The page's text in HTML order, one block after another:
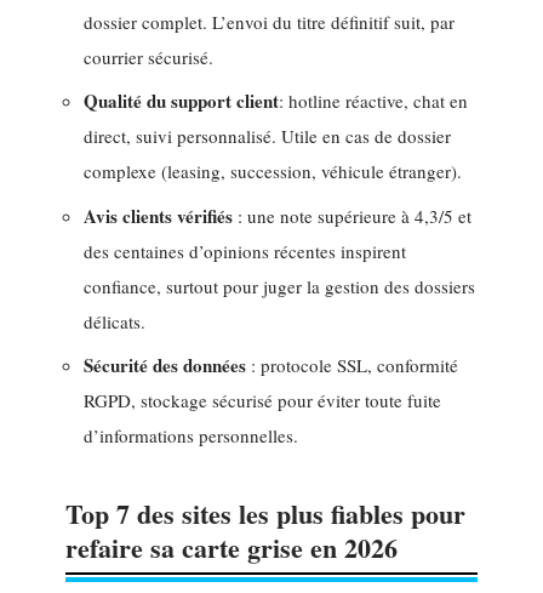
dossier complet. L’envoi du titre définitif suit, par
courrier sécurisé.
Qualité du support client: hotline réactive, chat en
direct, suivi personnalisé. Utile en cas de dossier
complexe (leasing, succession, véhicule étranger).
Avis clients vérifiés : une note supérieure à 4,3/5 et
des centaines d’opinions récentes inspirent
confiance, surtout pour juger la gestion des dossiers
délicats.
Sécurité des données : protocole SSL, conformité
RGPD, stockage sécurisé pour éviter toute fuite
d’informations personnelles.
Top 7 des sites les plus fiables pour
refaire sa carte grise en 2026